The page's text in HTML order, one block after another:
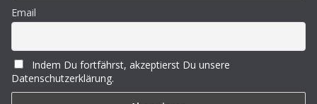
Email
Indem Du fortfährst, akzeptierst Du unsere
Datenschutzerklärung.